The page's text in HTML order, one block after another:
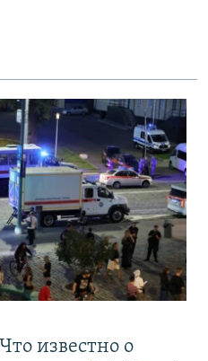
известно о